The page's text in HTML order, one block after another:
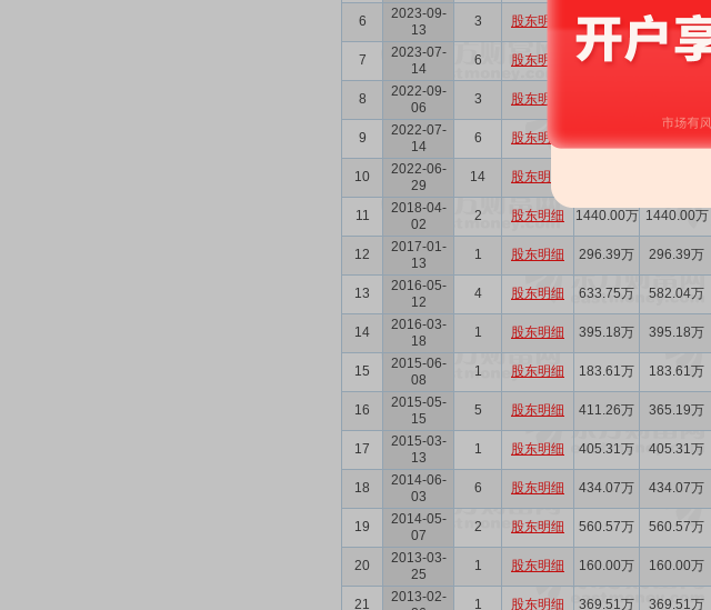
6
2023-09-
13
3 股东明细 85.80万 78.60万
7
2023-07-
14
6 股东明细 250.06万 217.06万
8
2022-09-
06
3 股东明细
9
2022-07-
14
6 股东明细 262.44万 229.44万
10
2022-06-
29
14 股东明细
11
2018-04-
02
2 股东明细 1440.00万 1440.00万
12
2017-01-
13
1 股东明细 296.39万 296.39万
13
2016-05-
12
4 股东明细 633.75万 582.04万
14
2016-03-
18
1 股东明细 395.18万 395.18万
15
2015-06-
08
1 股东明细 183.61万 183.61万
16
2015-05-
15
5 股东明细 411.26万 365.19万
17
2015-03-
13
1 股东明细 405.31万 405.31万
18
2014-06-
03
6 股东明细 434.07万 434.07万
19
2014-05-
07
2 股东明细 560.57万 560.57万
20
2013-03-
25
1 股东明细 160.00万 160.00万
21
2013-02-
1 股东明细 369.51万 369.51万